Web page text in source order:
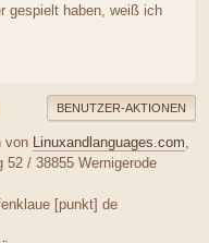
gespielt haben, weiß ich
BENUTZER-AKTIONEN
von Linuxandlanguages.com,
52 / 38855 Wernigerode
[punkt] de